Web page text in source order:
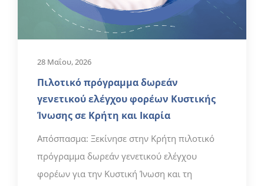
28 Μαΐου, 2026
Πιλοτικό πρόγραμμα δωρεάν
γενετικού ελέγχου φορέων Κυστικής
Ίνωσης σε Κρήτη και Ικαρία
Απόσπασμα: Ξεκίνησε στην Κρήτη πιλοτικό
πρόγραμμα δωρεάν γενετικού ελέγχου
φορέων για την Κυστική Ίνωση και τη